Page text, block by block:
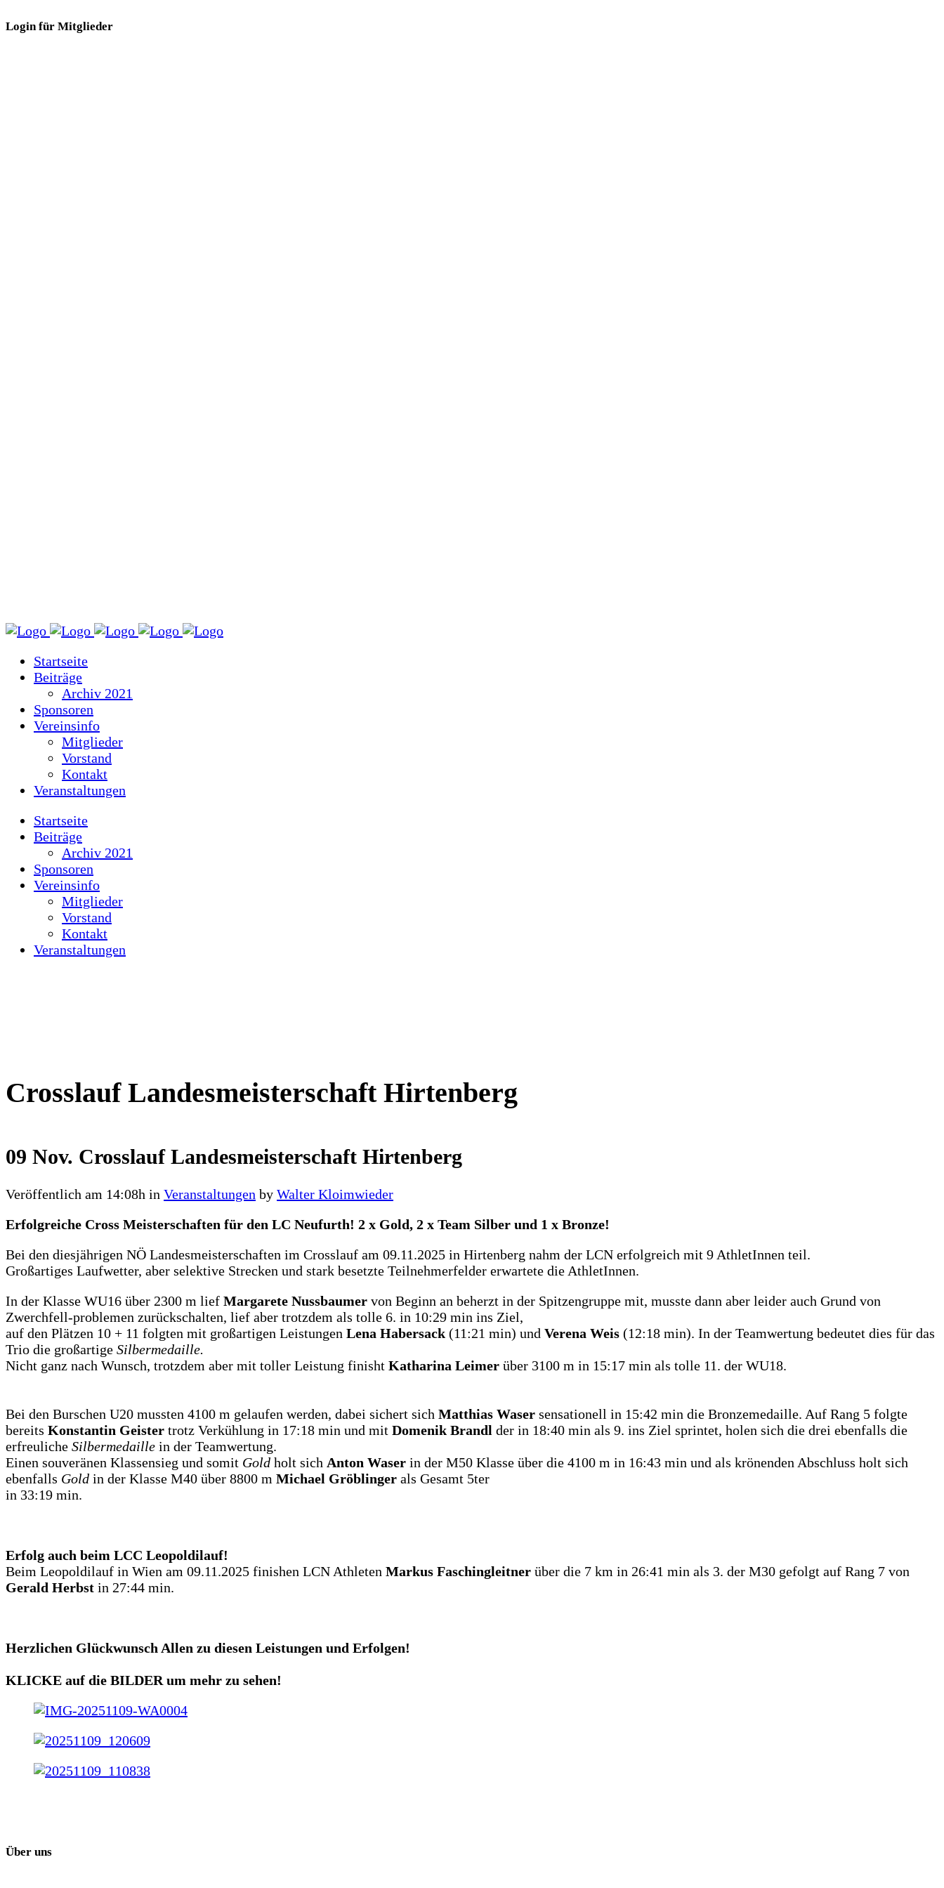
Login für Mitglieder
Startseite
Beiträge
Archiv 2021
Sponsoren
Vereinsinfo
Mitglieder
Vorstand
Kontakt
Veranstaltungen
Startseite
Beiträge
Archiv 2021
Sponsoren
Vereinsinfo
Mitglieder
Vorstand
Kontakt
Veranstaltungen
Crosslauf Landesmeisterschaft Hirtenberg
09 Nov. Crosslauf Landesmeisterschaft Hirtenberg
Veröffentlich am 14:08h in Veranstaltungen by Walter Kloimwieder
Erfolgreiche Cross Meisterschaften für den LC Neufurth! 2 x Gold, 2 x Team Silber und 1 x Bronze!
Bei den diesjährigen NÖ Landesmeisterschaften im Crosslauf am 09.11.2025 in Hirtenberg nahm der LCN erfolgreich mit 9 AthletInnen teil.
Großartiges Laufwetter, aber selektive Strecken und stark besetzte Teilnehmerfelder erwartete die AthletInnen.
In der Klasse WU16 über 2300 m lief Margarete Nussbaumer von Beginn an beherzt in der Spitzengruppe mit, musste dann aber leider auch Grund von
Zwerchfell-problemen zurückschalten, lief aber trotzdem als tolle 6. in 10:29 min ins Ziel,
auf den Plätzen 10 + 11 folgten mit großartigen Leistungen Lena Habersack (11:21 min) und Verena Weis (12:18 min). In der Teamwertung bedeutet dies für das
Trio die großartige Silbermedaille.
Nicht ganz nach Wunsch, trotzdem aber mit toller Leistung finisht Katharina Leimer über 3100 m in 15:17 min als tolle 11. der WU18.
Bei den Burschen U20 mussten 4100 m gelaufen werden, dabei sichert sich Matthias Waser sensationell in 15:42 min die Bronzemedaille. Auf Rang 5 folgte
bereits Konstantin Geister trotz Verkühlung in 17:18 min und mit Domenik Brandl der in 18:40 min als 9. ins Ziel sprintet, holen sich die drei ebenfalls die
erfreuliche Silbermedaille in der Teamwertung.
Einen souveränen Klassensieg und somit Gold holt sich Anton Waser in der M50 Klasse über die 4100 m in 16:43 min und als krönenden Abschluss holt sich
ebenfalls Gold in der Klasse M40 über 8800 m Michael Gröblinger als Gesamt 5ter
in 33:19 min.
Erfolg auch beim LCC Leopoldilauf!
Beim Leopoldilauf in Wien am 09.11.2025 finishen LCN Athleten Markus Faschingleitner über die 7 km in 26:41 min als 3. der M30 gefolgt auf Rang 7 von
Gerald Herbst in 27:44 min.
Herzlichen Glückwunsch Allen zu diesen Leistungen und Erfolgen!
KLICKE auf die BILDER um mehr zu sehen!
Über uns